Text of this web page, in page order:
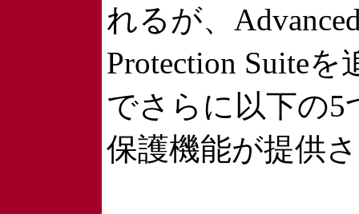
れるが、
Protection Suite
でさらに以下の5
保護機能が提供